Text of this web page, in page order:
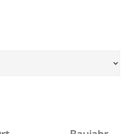
Seite zu